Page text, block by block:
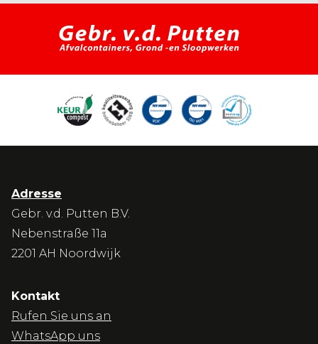
Adresse
Gebr. v.d. Putten B.V.
Nebenstraße 11a
2201 AH Noordwijk
Kontakt
Rufen Sie uns an
WhatsApp uns